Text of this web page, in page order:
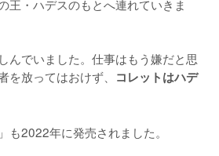
王・ハデスのもとへ連れていきま
んでいました。仕事はもう嫌だと思
放ってはおけず、 コレットはハデ
も2022年に発売されました。